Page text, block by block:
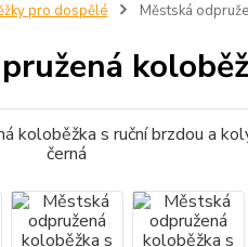
pro dospělé Městská